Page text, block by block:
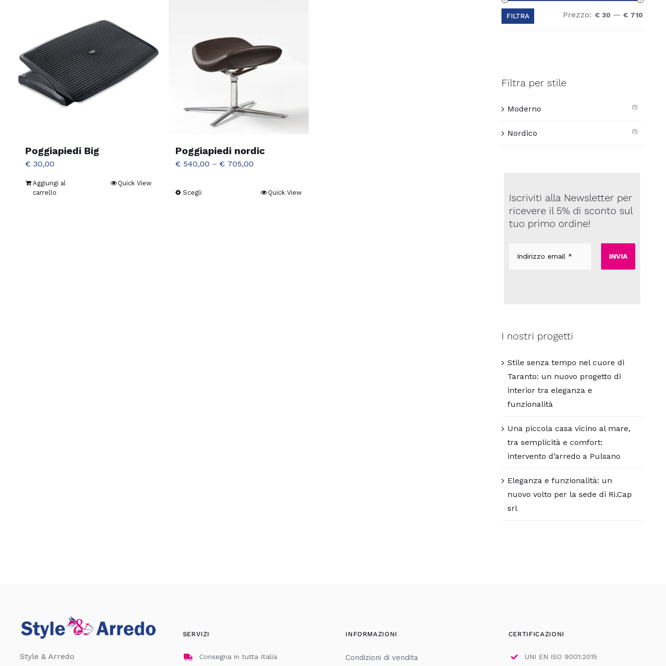
Poggiapiedi Big
€ 30,00
Aggiungi al
carrello
Quick View
Poggiapiedi nordic
€ 540,00 – € 705,00
ScegliQuesto
Quick View
FILTRA Prezzo: € 30 — € 710
Filtra per stile
Moderno (1)
Nordico (1)
Iscriviti alla Newsletter per
ricevere il 5% di sconto sul
tuo primo ordine!
email
I nostri progetti
Stile senza tempo nel cuore di
Taranto: un nuovo progetto di
interior tra eleganza e
funzionalità
Una piccola casa vicino al mare,
tra semplicità e comfort:
intervento d’arredo a Pulsano
Eleganza e funzionalità: un
nuovo volto per la sede di Ri.Cap
srl
Style & Arredo
SERVIZI
Consegna in tutta Italia
INFORMAZIONI
Condizioni di vendita
CERTIFICAZIONI
UNI EN ISO 9001:2015